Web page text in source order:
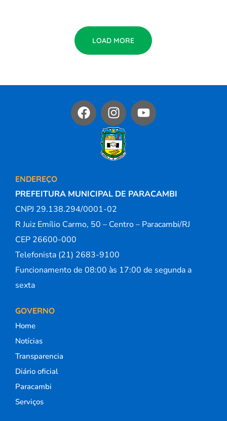
LOAD MORE
ENDEREÇO
PREFEITURA MUNICIPAL DE PARACAMBI
CNPJ 29.138.294/0001-02
R Juiz Emílio Carmo, 50 – Centro – Paracambi/RJ
CEP 26600-000
Telefonista (21) 2683-9100
Funcionamento de 08:00 às 17:00 de segunda a
sexta
GOVERNO
Home
Notícias
Transparencia
Diário oficial
Paracambi
Serviços